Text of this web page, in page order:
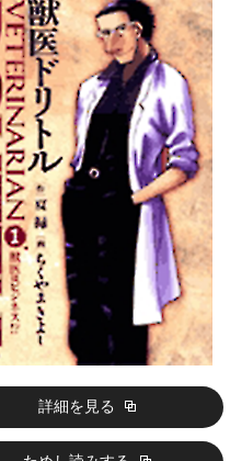
詳細を見る